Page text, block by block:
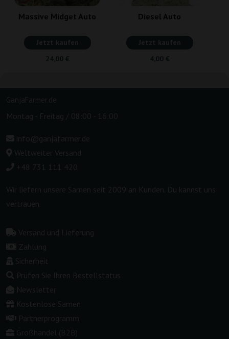
Massive Midget Auto
Jetzt kaufen
24,00 €
Diesel Auto
Jetzt kaufen
4,00 €
GanjaFarmer.de
Montag - Freitag / 08:00 - 16:00
info@ganjafarmer.de
Weltweiter Versand
+48 731 111 420
Wir liefern unsere Samen seit 2009 an Kunden. Du kannst uns
vertrauen.
Versand und Lieferung
Zahlung
Sicherheit
Prüfen Sie Ihren Bestellstatus
Newsletter
Kostenlose Samen
Partnerprogramm
Großhandel (B2B)